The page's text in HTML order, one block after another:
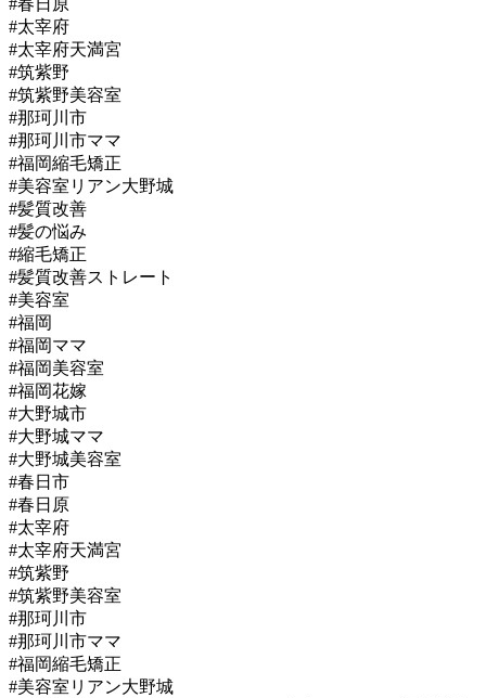
#春日原
#太宰府
#太宰府天満宮
#筑紫野
#筑紫野美容室
#那珂川市
#那珂川市ママ
#福岡縮毛矯正
#美容室リアン大野城
#髪質改善
#髪の悩み
#縮毛矯正
#髪質改善ストレート
#美容室
#福岡
#福岡ママ
#福岡美容室
#福岡花嫁
#大野城市
#大野城ママ
#大野城美容室
#春日市
#春日原
#太宰府
#太宰府天満宮
#筑紫野
#筑紫野美容室
#那珂川市
#那珂川市ママ
#福岡縮毛矯正
#美容室リアン大野城